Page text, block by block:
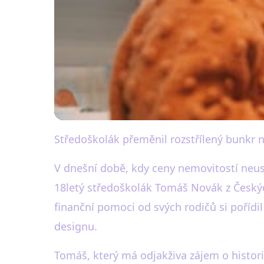
black-white.cz
Středoškolák
pomocí rodičů
Středoškolák přeměnil rozstřílený bunkr
V dnešní době, kdy ceny nemovitostí
18letý středoškolák Tomáš Novák z
finanční pomoci od svých rodičů si
designu.
Tomáš, který má odjakživa zájem o